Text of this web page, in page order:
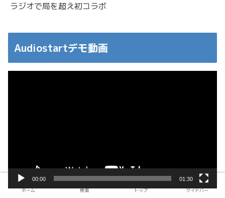
ラジオで局を超え初コラボ
Audiostartデモ動画
00:00 01:30
ホーム 検索 トップ サイドバー